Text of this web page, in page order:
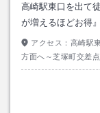
高崎駅東口を出て
が増えるほどお得
アクセス： 高崎駅
方面へ～芝塚町交差